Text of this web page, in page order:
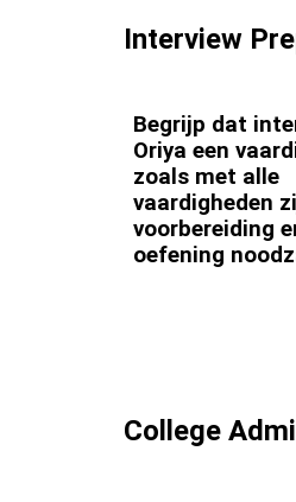
Interview
Begrijp dat
Oriya een
zoals met alle
vaardigheden
voorbereiding
oefening
College